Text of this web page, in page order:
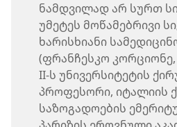
ნამდვილად არ სურთ
უმეტეს მოწამებრივი
ხარისხიანი
(ფრანჩესკო
II-ს უნივერსიტეტის
პროფესორი, იტალიის
საზოგადოების